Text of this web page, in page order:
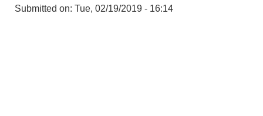
Submitted on: Tue, 02/19/2019 - 16:14